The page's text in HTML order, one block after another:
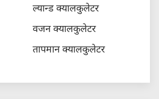
ल्यान्ड क्यालकुलेटर
वजन क्यालकुलेटर
तापमान क्यालकुलेटर